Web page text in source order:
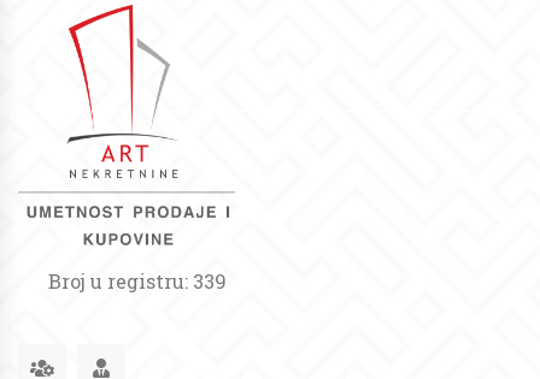
Broj u registru: 339